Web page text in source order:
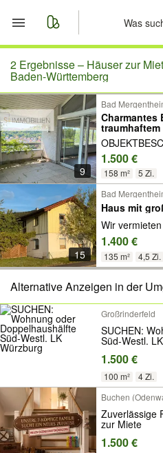
Start
Merkliste
Nachrichten
Anzeige aufgeben
2 Ergebnisse – Häuser zur
Baden-Württemberg
9
Bad
Charmantes
Terrassen
1.500 €
158 m² 5 Zi.
15
Bad
Haus mit
Wir
1.400 €
135 m² 4,5 Zi.
Alternative Anzeigen in der
Großrinderfeld
SUCHEN:
Süd-Westl.
1.500 €
100 m²
4 Zi.
Buchen
Zuverlässige
zur Miete
1.500 €